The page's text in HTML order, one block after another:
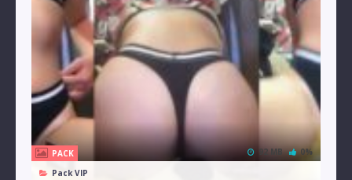
PACK
Pack VIP
92 MB 0%